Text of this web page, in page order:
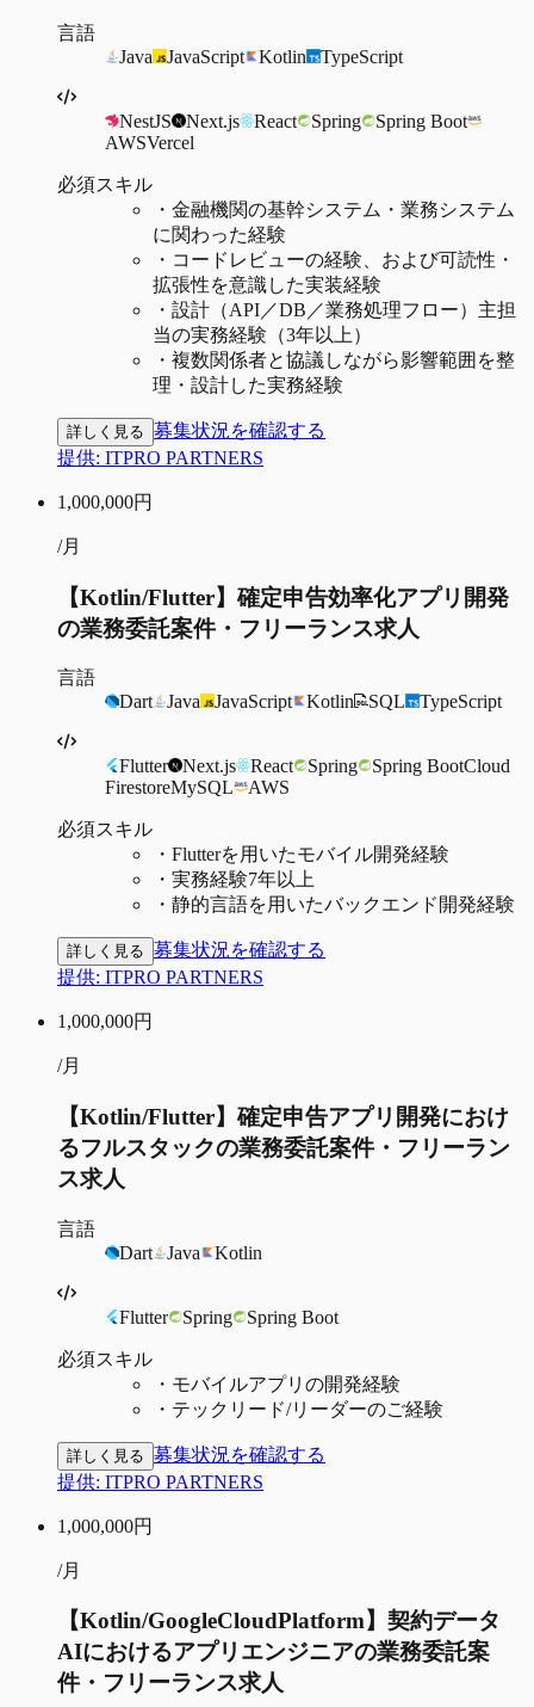
言語
Java
JavaScript Kotlin TypeScript
NestJS Next.js React Spring
Spring Boot
AWSVercel
必須スキル
・ 金融機関の基幹システム・業務システム
に関わった経験
・ コードレビューの経験、および可読性・
拡張性を意識した実装経験
・ 設計（API／DB／業務処理フロー）主担
当の実務経験（3年以上）
・ 複数関係者と協議しながら影響範囲を整
理・設計した実務経験
詳しく見る 募集状況を確認する
提供: ITPRO PARTNERS
1,000,000円
/月
【Kotlin/Flutter】確定申告効率化アプリ開発
の業務委託案件・フリーランス求人
言語
Dart
Java JavaScript Kotlin SQL TypeScript
Flutter Next.js React Spring Spring BootCloud
FirestoreMySQL AWS
必須スキル
・ Flutterを用いたモバイル開発経験
・ 実務経験7年以上
・ 静的言語を用いたバックエンド開発経験
詳しく見る 募集状況を確認する
提供: ITPRO PARTNERS
1,000,000円
/月
【Kotlin/Flutter】確定申告アプリ開発におけ
るフルスタックの業務委託案件・フリーラン
ス求人
言語
Dart
Java Kotlin
Flutter Spring Spring Boot
必須スキル
・ モバイルアプリの開発経験
・ テックリード/リーダーのご経験
詳しく見る 募集状況を確認する
提供: ITPRO PARTNERS
1,000,000円
/月
【Kotlin/GoogleCloudPlatform】契約データ
AIにおけるアプリエンジニアの業務委託案
件・フリーランス求人